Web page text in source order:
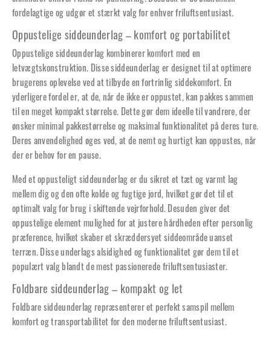
fordelagtige og udgør et stærkt valg for enhver friluftsentusiast.
Oppustelige siddeunderlag – komfort og portabilitet
Oppustelige siddeunderlag kombinerer komfort med en
letvægtskonstruktion. Disse siddeunderlag er designet til at optimere
brugerens oplevelse ved at tilbyde en fortrinlig siddekomfort. En
yderligere fordel er, at de, når de ikke er oppustet, kan pakkes sammen
til en meget kompakt størrelse. Dette gør dem ideelle til vandrere, der
ønsker minimal pakkestørrelse og maksimal funktionalitet på deres ture.
Deres anvendelighed øges ved, at de nemt og hurtigt kan oppustes, når
der er behov for en pause.
Med et oppusteligt siddeunderlag er du sikret et tæt og varmt lag
mellem dig og den ofte kolde og fugtige jord, hvilket gør det til et
optimalt valg for brug i skiftende vejrforhold. Desuden giver det
oppustelige element mulighed for at justere hårdheden efter personlig
præference, hvilket skaber et skræddersyet siddeområde uanset
terræn. Disse underlags alsidighed og funktionalitet gør dem til et
populært valg blandt de mest passionerede friluftsentusiaster.
Foldbare siddeunderlag – kompakt og let
Foldbare siddeunderlag repræsenterer et perfekt samspil mellem
komfort og transportabilitet for den moderne friluftsentusiast.